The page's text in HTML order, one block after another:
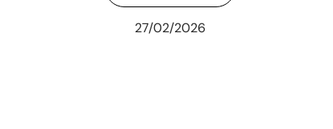
27/02/2026